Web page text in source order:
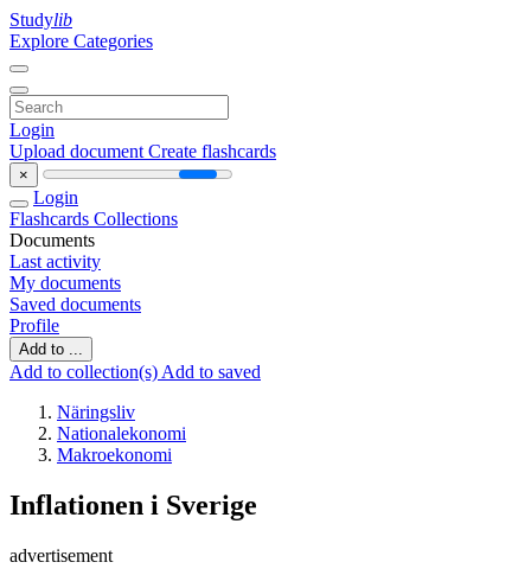
Studylib
Explore Categories
Login
Upload document Create flashcards
×
Login
Flashcards Collections
Documents
Last activity
My documents
Saved documents
Profile
Add to ...
Add to collection(s) Add to saved
Näringsliv
Nationalekonomi
Makroekonomi
Inflationen i Sverige
advertisement